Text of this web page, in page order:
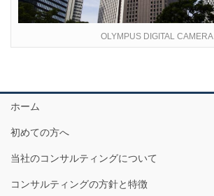
OLYMPUS DIGITAL CAMERA
ホーム
初めての方へ
当社のコンサルティングについて
コンサルティングの方針と特徴